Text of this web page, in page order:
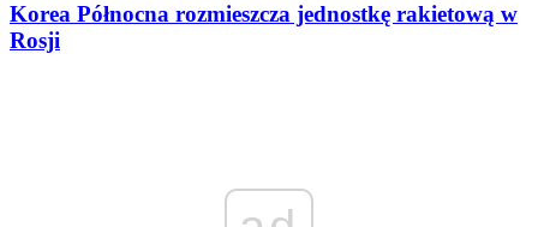
Korea Północna rozmieszcza jednostkę rakietową w
Rosji